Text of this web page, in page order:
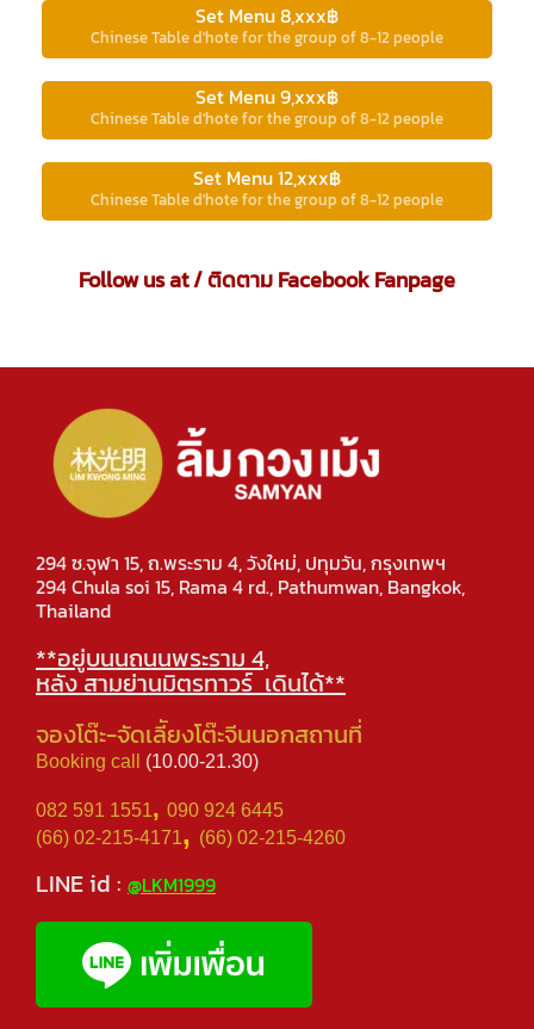
Set Menu 8,xxx฿
Chinese Table d'hote for the group of 8-12 people
Set Menu 9,xxx฿
Chinese Table d'hote for the group of 8-12 people
Set Menu 12,xxx฿
Chinese Table d'hote for the group of 8-12 people
Follow us at / ติดตาม Facebook Fanpage
294 ซ.จุฬา 15, ถ.พระราม 4, วังใหม่, ปทุมวัน, กรุงเทพฯ
294 Chula soi 15, Rama 4 rd., Pathumwan, Bangkok,
Thailand
**อยู่บนนถนนพระราม 4,
หลัง สามย่านมิตรทาวร์ เดินได้**
จองโต๊ะ-จัดเลีัยงโต๊ะจีนนอกสถานที่
Booking call (10.00-21.30)
082 591 1551, 090 924 6445
(66) 02-215-4171, (66) 02-215-4260
LINE id : @LKM1999